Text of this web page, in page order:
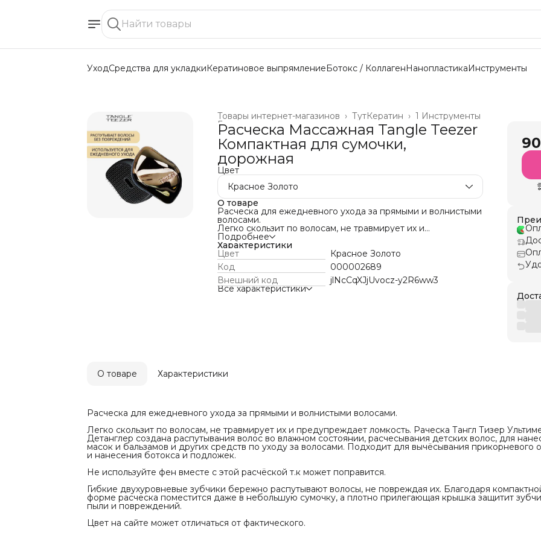
УходСредства для укладкиКератиновое выпрямлениеБотокс / КоллагенНанопластикаИнструменты
1 Инструменты
ТутКератин ›
Товары интернет-магазинов ›
Главная ›
Расческа Массажная Tangle Teezer
Компактная для сумочки,
дорожная
Цвет
Красное Золото
О товаре
Расческа для ежедневного ухода за прямыми и волнистыми
волосами.
Легко скользит по волосам, не травмирует их и
предупреждает ломкость. Раческа Тангл Тизер Ультимейт
Детанглер создана распутывания волос во влажном
состоянии, расчесывания детских волос, для нанесения
масок и бальзамов и других средств по уходу за волосами.
Подходит для вычёсывания прикорневого объёма и
нанесения ботокса и подложек.
Не используйте фен вместе с этой расчёской т.к может
поправится.
Подробнее
Характеристики
Цвет
Красное Золото
Код
000002689
Внешний код
jlNcCqXJjUvocz-y2R6ww3
Все характеристики
О товаре Характеристики
Расческа для ежедневного ухода за прямыми и волнистыми волосами.
Легко скользит по волосам, не травмирует их и предупреждает ломкость. Раческа Тангл Тизер
Детанглер создана распутывания волос во влажном состоянии, расчесывания детских волос, для
масок и бальзамов и других средств по уходу за волосами. Подходит для вычёсывания прикорневого
и нанесения ботокса и подложек.
Не используйте фен вместе с этой расчёской т.к может поправится.
Гибкие двухуровневые зубчики бережно распутывают волосы, не повреждая их. Благодаря
форме расческа поместится даже в небольшую сумочку, а плотно прилегающая крышка защитит
пыли и повреждений.
Цвет на сайте может отличаться от фактического.